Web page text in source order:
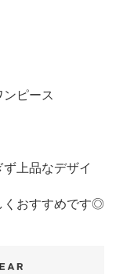
ンピース
上品なデザイ
くおすすめです◎